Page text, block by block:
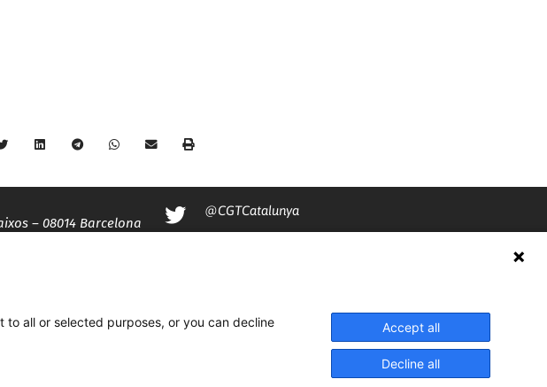
– 08014 Barcelona
@CGTCatalunya
all or selected purposes, or you can decline
Accept all
Decline all